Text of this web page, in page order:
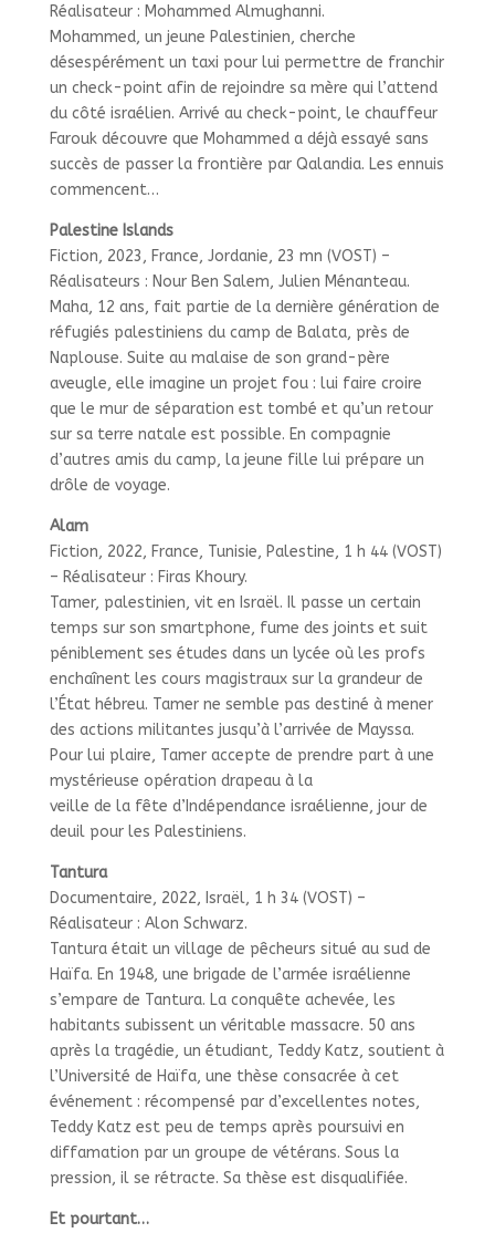
Réalisateur : Mohammed Almughanni.
Mohammed, un jeune Palestinien, cherche
désespérément un taxi pour lui permettre de franchir
un check-point afin de rejoindre sa mère qui l’attend
du côté israélien. Arrivé au check-point, le chauffeur
Farouk découvre que Mohammed a déjà essayé sans
succès de passer la frontière par Qalandia. Les ennuis
commencent…
Palestine Islands
Fiction, 2023, France, Jordanie, 23 mn (VOST) –
Réalisateurs : Nour Ben Salem, Julien Ménanteau.
Maha, 12 ans, fait partie de la dernière génération de
réfugiés palestiniens du camp de Balata, près de
Naplouse. Suite au malaise de son grand-père
aveugle, elle imagine un projet fou : lui faire croire
que le mur de séparation est tombé et qu’un retour
sur sa terre natale est possible. En compagnie
d’autres amis du camp, la jeune fille lui prépare un
drôle de voyage.
Alam
Fiction, 2022, France, Tunisie, Palestine, 1 h 44 (VOST)
– Réalisateur : Firas Khoury.
Tamer, palestinien, vit en Israël. Il passe un certain
temps sur son smartphone, fume des joints et suit
péniblement ses études dans un lycée où les profs
enchaînent les cours magistraux sur la grandeur de
l’État hébreu. Tamer ne semble pas destiné à mener
des actions militantes jusqu’à l’arrivée de Mayssa.
Pour lui plaire, Tamer accepte de prendre part à une
mystérieuse opération drapeau à la
veille de la fête d’Indépendance israélienne, jour de
deuil pour les Palestiniens.
Tantura
Documentaire, 2022, Israël, 1 h 34 (VOST) –
Réalisateur : Alon Schwarz.
Tantura était un village de pêcheurs situé au sud de
Haïfa. En 1948, une brigade de l’armée israélienne
s’empare de Tantura. La conquête achevée, les
habitants subissent un véritable massacre. 50 ans
après la tragédie, un étudiant, Teddy Katz, soutient à
l’Université de Haïfa, une thèse consacrée à cet
événement : récompensé par d’excellentes notes,
Teddy Katz est peu de temps après poursuivi en
diffamation par un groupe de vétérans. Sous la
pression, il se rétracte. Sa thèse est disqualifiée.
Et pourtant…